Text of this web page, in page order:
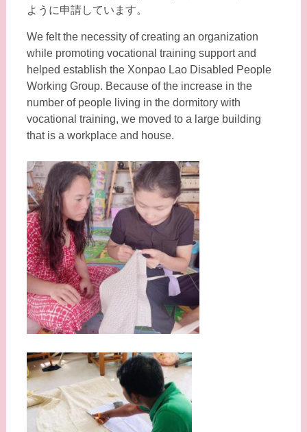
ように申請しています。
We felt the necessity of creating an organization
while promoting vocational training support and
helped establish the Xonpao Lao Disabled People
Working Group. Because of the increase in the
number of people living in the dormitory with
vocational training, we moved to a large building
that is a workplace and house.